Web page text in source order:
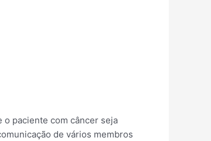
o paciente com câncer seja
de vários membros